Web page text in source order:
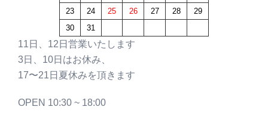
23 24 25 26 27 28
29
30
31
11日、12日営業いたします
3日、10日はお休み、
17〜21日夏休みを頂きます
OPEN 10:30 ~ 18:00